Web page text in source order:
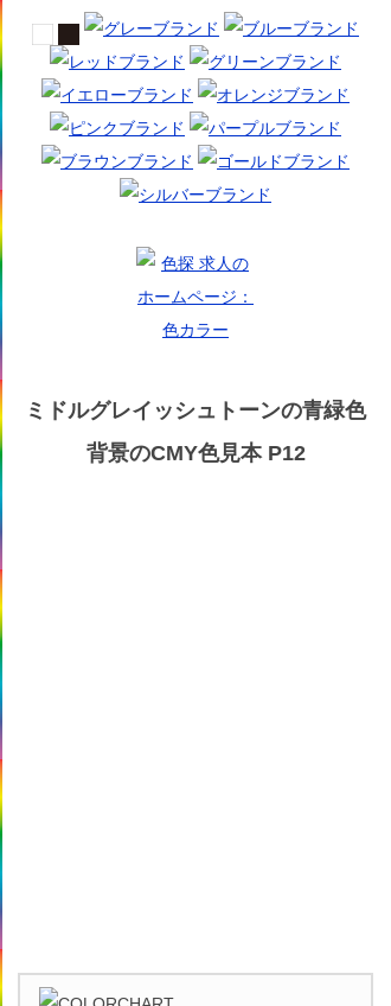
ミドルグレイッシュトーンの青緑色
背景のCMY色見本 P12